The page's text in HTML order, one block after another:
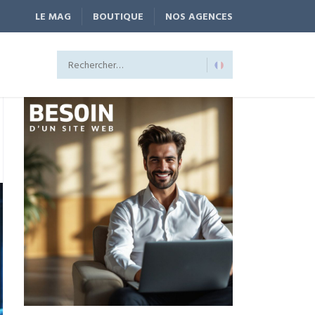
LE MAG BOUTIQUE NOS AGENCES